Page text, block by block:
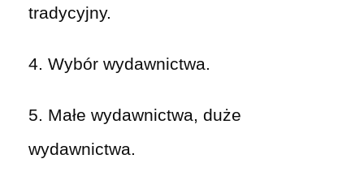
tradycyjny.
4. Wybór wydawnictwa.
5. Małe wydawnictwa, duże
wydawnictwa.